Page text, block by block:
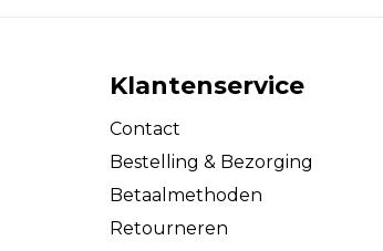
Klantenservice
Contact
Bestelling & Bezorging
Betaalmethoden
Retourneren